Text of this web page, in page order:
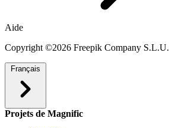
Aide
Copyright ©2026 Freepik Company S.L.U.
Français
Projets de Magnific